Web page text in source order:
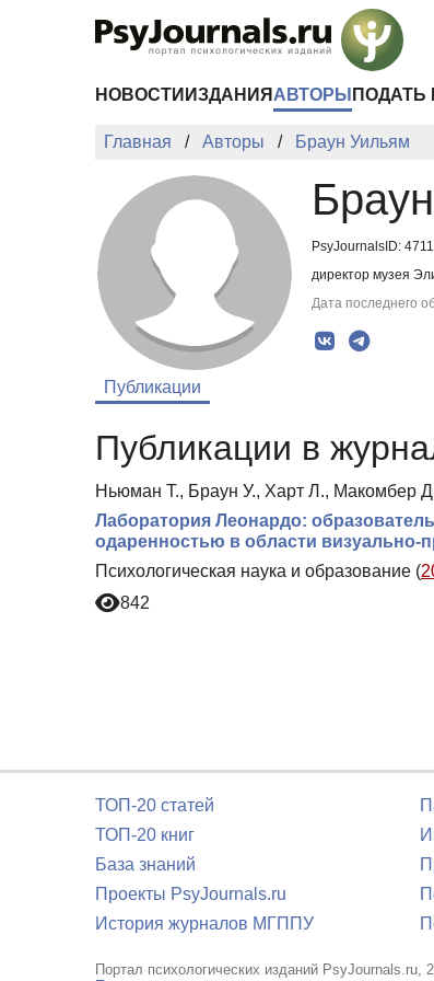
НОВОСТИ ИЗДАНИЯ АВТОРЫ ПОДАТЬ
Главная Авторы Браун Уильям
PsyJournalsID: 4711
директор музея
Дата последнего
Публикации
Публикации в
Ньюман Т., Браун У., Харт Л., Макомбер
Лаборатория Леонардо:
одаренностью в области визуально-
Психологическая наука и образование (
842
ТОП-20 статей
ТОП-20 книг
База знаний
Проекты PsyJournals.ru
История журналов МГППУ
Портал психологических изданий PsyJournals.ru,